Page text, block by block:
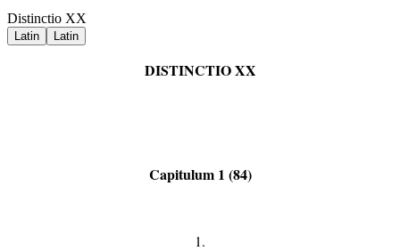
Distinctio XX
Latin Latin
DISTINCTIO XX
Capitulum 1 (84)
1.